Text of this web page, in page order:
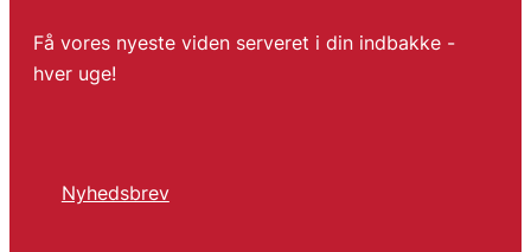
Få vores nyeste viden serveret i din indbakke -
hver uge!
Nyhedsbrev